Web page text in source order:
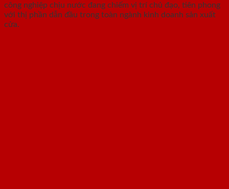
công nghiệp chịu nước đang chiếm vị trí chủ đạo, tiên phong
với thị phần dẫn đầu trong toàn ngành kinh doanh sản xuất
cửa.